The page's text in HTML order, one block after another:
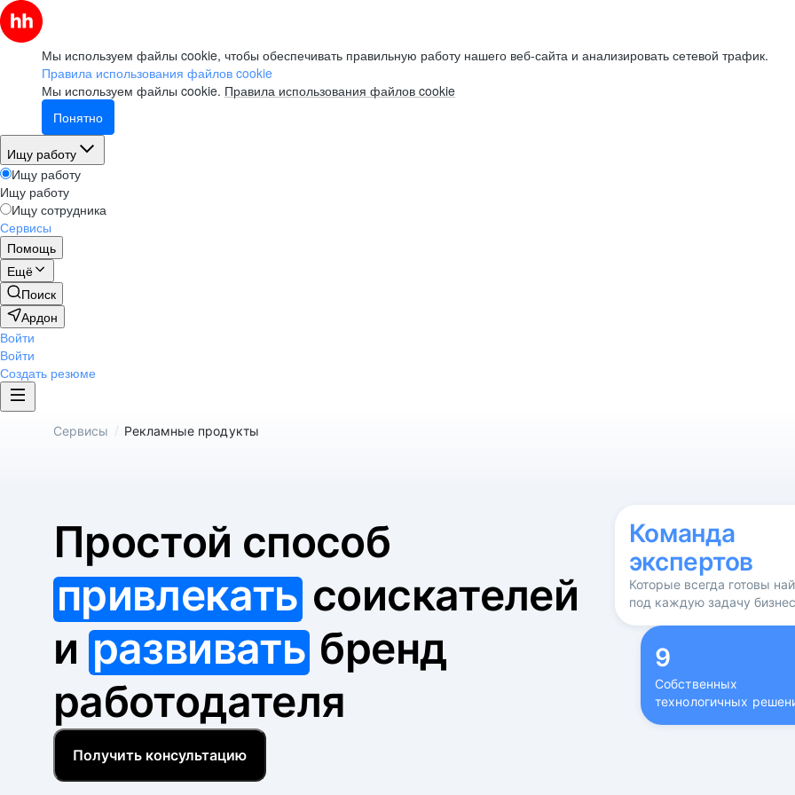
Мы используем файлы cookie, чтобы обеспечивать правильную работу нашего веб-сайта и анализировать сетевой трафик.
Правила использования файлов cookie
Мы используем файлы cookie. Правила использования файлов cookie
Понятно
Ищу работу
Ищу работу
Ищу работу
Ищу сотрудника
Сервисы
Помощь
Ещё
Поиск
Ардон
Войти
Войти
Создать резюме
Сервисы / Рекламные продукты
Простой способ
привлекатьсоискателей
и развивать бренд
работодателя
Получить консультацию
Команда
экспертов
Которые всегда готовы
под каждую задачу
9
Собственных
технологичных